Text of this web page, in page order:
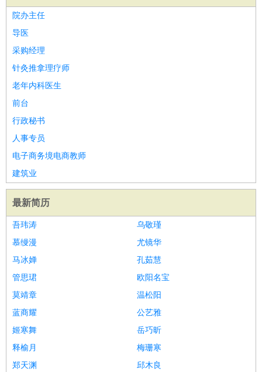
院办主任
导医
采购经理
针灸推拿理疗师
老年内科医生
前台
行政秘书
人事专员
电子商务境电商教师
建筑业
最新简历
吾玮涛
乌敬瑾
慕缦漫
尤镜华
马冰婵
孔茹慧
管思珺
欧阳名宝
莫靖章
温松阳
蓝商耀
公艺雅
姬寒舞
岳巧昕
释榆月
梅珊寒
郑天渊
邱木良